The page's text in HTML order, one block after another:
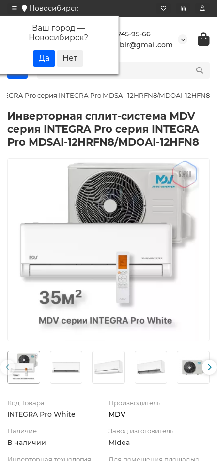
Новосибирск
Ваш город —
Новосибирск?
+7 923 745-95-66
buransibir@gmail.com
Pro серия INTEGRA Pro MDSAI-12HRFN8/MDOAI-12HFN8
Инверторная сплит-система MDV
серия INTEGRA Pro серия INTEGRA
Pro MDSAI-12HRFN8/MDOAI-12HFN8
Код Товара
INTEGRA Pro White
Производитель
MDV
Наличие:
В наличии
Завод изготовитель
Midea
Инверторная технология
Для помещения площадью